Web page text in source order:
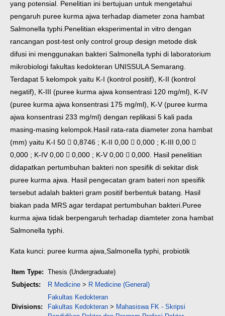
yang potensial. Penelitian ini bertujuan untuk mengetahui
pengaruh puree kurma ajwa terhadap diameter zona hambat
Salmonella typhi. Penelitian eksperimental in vitro dengan
rancangan post-test only control group design metode disk
difusi ini menggunakan bakteri Salmonella typhi di laboratorium
mikrobiologi fakultas kedokteran UNISSULA Semarang.
Terdapat 5 kelompok yaitu K-I (kontrol positif), K-II (kontrol
negatif), K-III (puree kurma ajwa konsentrasi 120 mg/ml), K-IV
(puree kurma ajwa konsentrasi 175 mg/ml), K-V (puree kurma
ajwa konsentrasi 233 mg/ml) dengan replikasi 5 kali pada
masing-masing kelompok. Hasil rata-rata diameter zona hambat
(mm) yaitu K-I 50  0,8746 ; K-II 0,00  0,000 ; K-III 0,00 
0,000 ; K-IV 0,00  0,000 ; K-V 0,00  0,000. Hasil penelitian
didapatkan pertumbuhan bakteri non spesifik di sekitar disk
puree kurma ajwa. Hasil pengecatan gram bateri non spesifik
tersebut adalah bakteri gram positif berbentuk batang. Hasil
biakan pada MRS agar terdapat pertumbuhan bakteri. Puree
kurma ajwa tidak berpengaruh terhadap diamteter zona hambat
Salmonella typhi.
Kata kunci: puree kurma ajwa,Salmonella typhi, probiotik
Item Type: Thesis (Undergraduate)
Subjects:
R Medicine > R Medicine (General)
Divisions:
Fakultas Kedokteran
Fakultas Kedokteran > Mahasiswa FK - Skripsi